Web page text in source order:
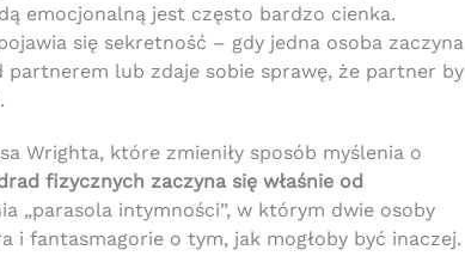
emocjonalną jest często bardzo cienka.
się sekretność – gdy jedna osoba zaczyna
lub zdaje sobie sprawę, że partner by
Wrighta, które zmieniły sposób myślenia o
fizycznych zaczyna się właśnie od
„parasola intymności”, w którym dwie osoby
i fantasmagorie o tym, jak mogłoby być inaczej.